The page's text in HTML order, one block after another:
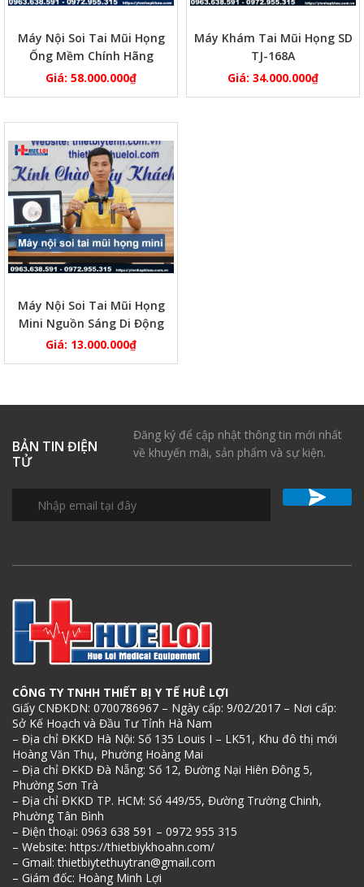
Máy Nội Soi Tai Mũi Họng
Ống Mềm Chính Hãng
Giá: 58.000.000₫
Máy Khám Tai Mũi Họng SD
TJ-168A
Giá: 34.000.000₫
Máy Nội Soi Tai Mũi Họng
Mini Nguồn Sáng Di Động
Giá: 13.000.000₫
BẢN TIN ĐIỆN
TỬ
Đăng ký để cập nhật thông tin mới nhất
về khuyến mãi, sản phẩm và sự kiện.
CÔNG TY TNHH THIẾT BỊ Y TẾ HUÊ LỢI
Giấy CNĐKDN: 0700786967 – Ngày cấp: 9/02/2017 – Nơi cấp:
Sở Kế Hoạch và Đầu Tư Tỉnh Hà Nam
– Địa chỉ ĐKKD Hà Nội: Số 135 Louis I – LK51, Khu đô thị mới
Hoàng Văn Thụ, Phường Hoàng Mai
– Địa chỉ ĐKKD Đà Nẵng: Số 12, Đường Nại Hiên Đông 5,
Phường Sơn Trà
– Địa chỉ ĐKKD TP. HCM: Số 449/55, Đường Trường Chinh,
Phường Tân Bình
– Điện thoại: 0963 638 591 – 0972 955 315
– Website: https://thietbiykhoahn.com/
– Gmail: thietbiytethuytran@gmail.com
– Giám đốc: Hoàng Minh Lợi